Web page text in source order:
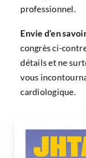
professionnel.
Envie d’en
congrès ci-
détails et ne
vous
cardiologique.